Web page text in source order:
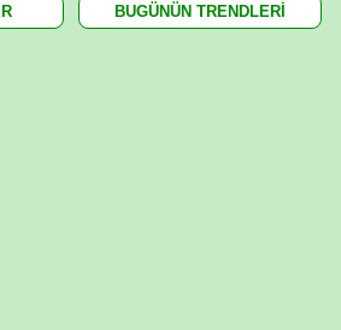
BUGÜNÜN TRENDLERİ